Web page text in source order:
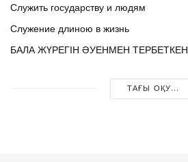
Служить государству и людям
Служение длиною в жизнь
БАЛА ЖҮРЕГІН ӘУЕНМЕН ТЕРБЕТКЕН
ТАҒЫ ОҚУ...